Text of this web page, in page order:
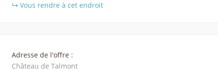
Vous rendre à cet endroit
Adresse de l'offre :
Château de Talmont